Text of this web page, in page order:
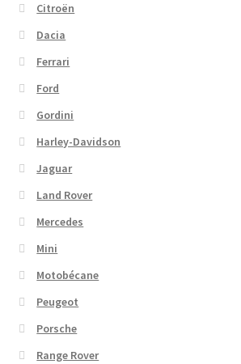
Citroën
Dacia
Ferrari
Ford
Gordini
Harley-Davidson
Jaguar
Land Rover
Mercedes
Mini
Motobécane
Peugeot
Porsche
Range Rover